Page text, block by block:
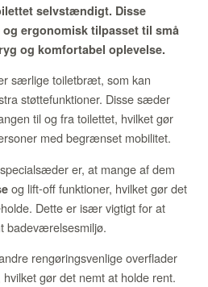
selvstændigt. Disse
ergonomisk tilpasset til små
og komfortabel oplevelse.
særlige toiletbræt, som kan
støttefunktioner. Disse sæder
til og fra toilettet, hvilket gør
med begrænset mobilitet.
er, at mange af dem
og lift-off funktioner, hvilket gør det
Dette er især vigtigt for at
badeværelsesmiljø.
rengøringsvenlige overflader
gør det nemt at holde rent.